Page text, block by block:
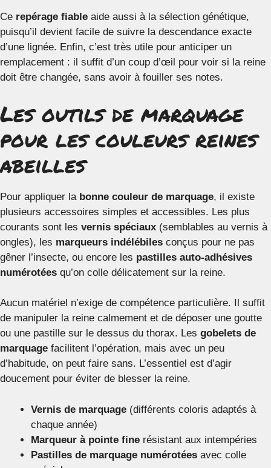
Ce repérage fiable aide aussi à la sélection génétique,
puisqu’il devient facile de suivre la descendance exacte
d’une lignée. Enfin, c’est très utile pour anticiper un
remplacement : il suffit d’un coup d’œil pour voir si la reine
doit être changée, sans avoir à fouiller ses notes.
Les outils de marquage
pour les couleurs reines
abeilles
Pour appliquer la bonne couleur de marquage, il existe
plusieurs accessoires simples et accessibles. Les plus
courants sont les vernis spéciaux (semblables au vernis à
ongles), les marqueurs indélébiles conçus pour ne pas
gêner l’insecte, ou encore les pastilles auto-adhésives
numérotées qu’on colle délicatement sur la reine.
Aucun matériel n’exige de compétence particulière. Il suffit
de manipuler la reine calmement et de déposer une goutte
ou une pastille sur le dessus du thorax. Les gobelets de
marquage facilitent l’opération, mais avec un peu
d’habitude, on peut faire sans. L’essentiel est d’agir
doucement pour éviter de blesser la reine.
Vernis de marquage (différents coloris adaptés à
chaque année)
Marqueur à pointe fine résistant aux intempéries
Pastilles de marquage numérotées avec colle